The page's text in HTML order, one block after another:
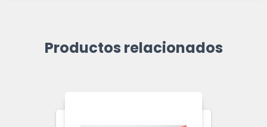
Productos relacionados